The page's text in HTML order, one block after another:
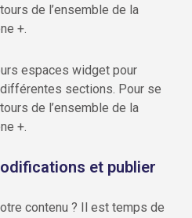
de l’ensemble de la
+.
espaces widget pour
sections. Pour se
de l’ensemble de la
+.
et publier
contenu ? Il est temps de